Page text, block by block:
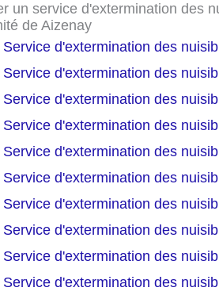
un service d'extermination des
de Aizenay
Service d'extermination des
Service d'extermination des
Service d'extermination des
Service d'extermination des
Service d'extermination des
Service d'extermination des
Service d'extermination des
Service d'extermination des
Service d'extermination des
Service d'extermination des